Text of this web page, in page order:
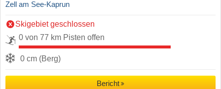
Zell am See-Kaprun
Skigebiet geschlossen
0 von 77 km Pisten offen
0 cm (Berg)
Bericht